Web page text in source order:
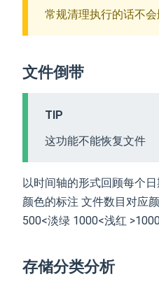
常规清理执行的话不
文件倒带
TIP
这功能不能恢复文件
以时间轴的形式回顾每个
颜色的标注 文件数目对应
500<淡绿 1000<浅红
存储分类分析